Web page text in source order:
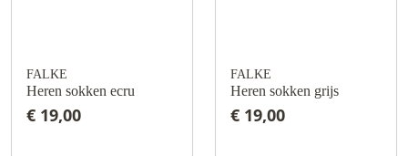
FALKE
Heren sokken ecru
€ 19,00
FALKE
Heren sokken grijs
€ 19,00